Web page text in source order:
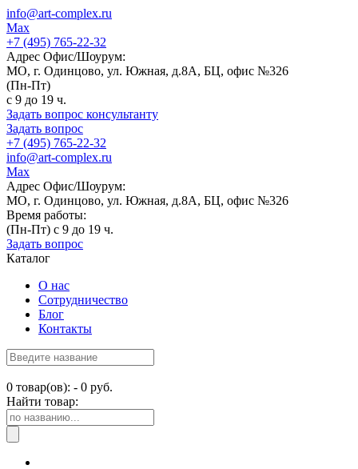
info@art-complex.ru
Max
+7 (495) 765-22-32
Адрес Офис/Шоурум:
МО, г. Одинцово, ул. Южная, д.8А, БЦ, офис №326
(Пн-Пт)
с 9 до 19 ч.
Задать вопрос консультанту
Задать вопрос
+7 (495) 765-22-32
info@art-complex.ru
Max
Адрес Офис/Шоурум:
МО, г. Одинцово, ул. Южная, д.8А, БЦ, офис №326
Время работы:
(Пн-Пт) с 9 до 19 ч.
Задать вопрос
Каталог
О нас
Сотрудничество
Блог
Контакты
0 товар(ов): - 0 руб.
Найти товар: